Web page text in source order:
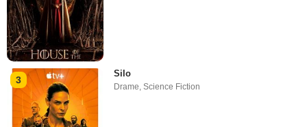
3
Silo
Drame,Science Fiction